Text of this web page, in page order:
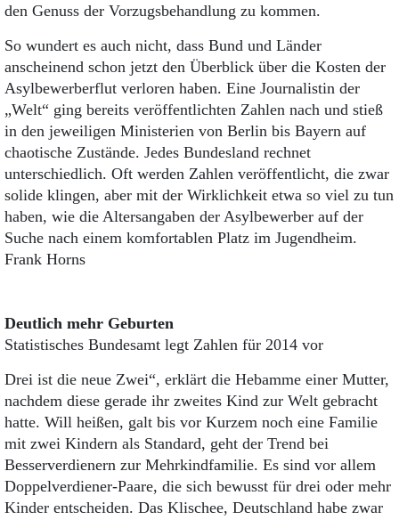
den Genuss der Vorzugsbehandlung zu kommen.
So wundert es auch nicht, dass Bund und Länder
anscheinend schon jetzt den Überblick über die Kosten der
Asylbewerberflut verloren haben. Eine Journalistin der
„Welt“ ging bereits veröffentlichten Zahlen nach und stieß
in den jeweiligen Ministerien von Berlin bis Bayern auf
chaotische Zustände. Jedes Bundesland rechnet
unterschiedlich. Oft werden Zahlen veröffentlicht, die zwar
solide klingen, aber mit der Wirklichkeit etwa so viel zu tun
haben, wie die Altersangaben der Asylbewerber auf der
Suche nach einem komfortablen Platz im Jugendheim.
Frank Horns
Deutlich mehr Geburten
Statistisches Bundesamt legt Zahlen für 2014 vor
Drei ist die neue Zwei“, erklärt die Hebamme einer Mutter,
nachdem diese gerade ihr zweites Kind zur Welt gebracht
hatte. Will heißen, galt bis vor Kurzem noch eine Familie
mit zwei Kindern als Standard, geht der Trend bei
Besserverdienern zur Mehrkindfamilie. Es sind vor allem
Doppelverdiener-Paare, die sich bewusst für drei oder mehr
Kinder entscheiden. Das Klischee, Deutschland habe zwar